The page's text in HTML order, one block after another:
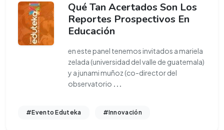
Qué Tan Acertados Son Los
Reportes Prospectivos En
Educación
en este panel tenemos invitados a mariela
zelada (universidad del valle de guatemala)
y a junami muñoz (co-director del
observatorio ...
#Evento Eduteka #Innovación